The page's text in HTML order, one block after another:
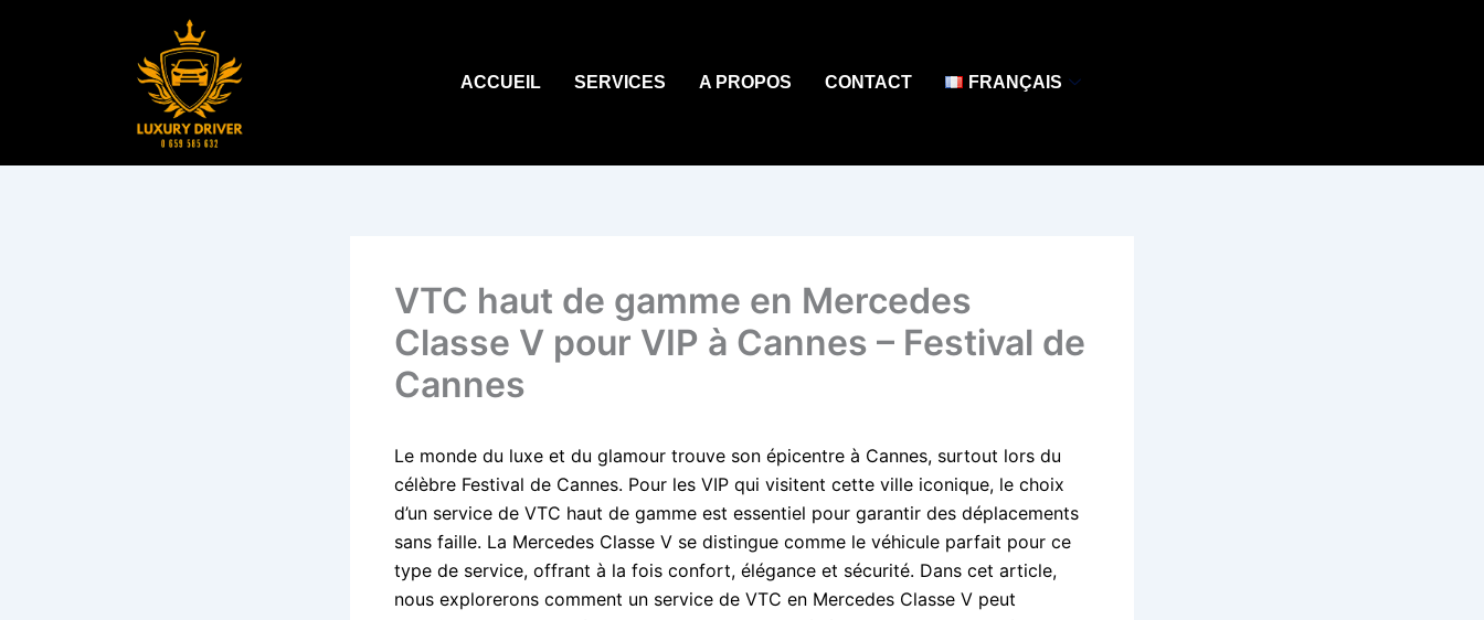
ACCUEIL SERVICES A PROPOS CONTACT FRANÇAIS
VTC haut de gamme en Mercedes
Classe V pour VIP à Cannes – Festival de
Cannes
Le monde du luxe et du glamour trouve son épicentre à Cannes, surtout lors du
célèbre Festival de Cannes. Pour les VIP qui visitent cette ville iconique, le choix
d’un service de VTC haut de gamme est essentiel pour garantir des déplacements
sans faille. La Mercedes Classe V se distingue comme le véhicule parfait pour ce
type de service, offrant à la fois confort, élégance et sécurité. Dans cet article,
nous explorerons comment un service de VTC en Mercedes Classe V peut